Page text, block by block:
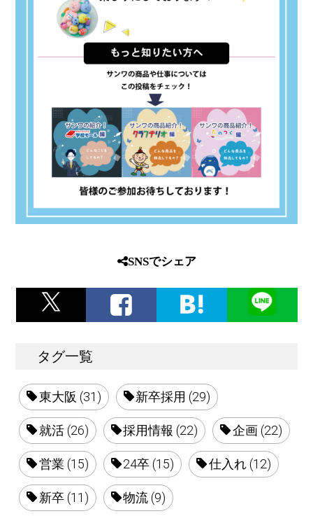
SNSでシェア
タグ一覧
東大阪 (31) 新卒採用 (29)
就活 (26) 採用情報 (22) 企画 (22)
営業 (15) 24卒 (15) 仕入れ (12)
新卒 (11) 物流 (9)